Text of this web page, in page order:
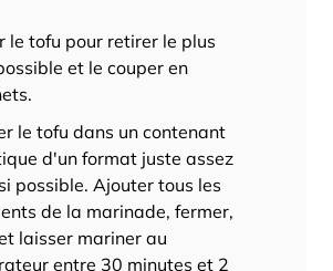
le tofu pour retirer le plus
et le couper en
le tofu dans un contenant
d'un format juste assez
possible. Ajouter tous les
de la marinade, fermer,
laisser mariner au
entre 30 minutes et 2